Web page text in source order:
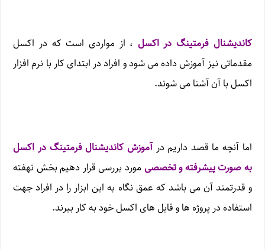
کاندیشنال فرمتینگ در اکسل ، از مواردی است که در اکسل
مقدماتی نیز آموزش داده می شود و افراد در ابتدای کار با نرم افزار
اکسل با آن آشنا می شوند.
اما آنچه ما قصد داریم درآموزش کاندیشنال فرمتینگ در اکسل
به صورت پیشرفته و تخصصی مورد بررسی قرار دهیم بخش نهفته
و قدرتمند آن می باشد که عمق نگاه به این ابزار را در افراد جهت
استفاده در پروژه ها و فایل های اکسل خود به کار ببرند.